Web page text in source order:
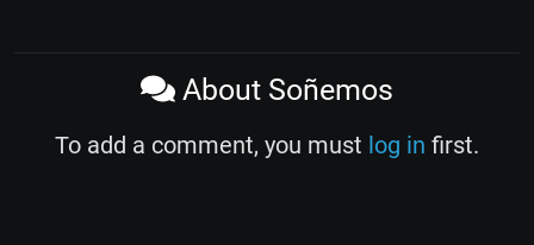
About Soñemos
To add a comment, you must log in first.